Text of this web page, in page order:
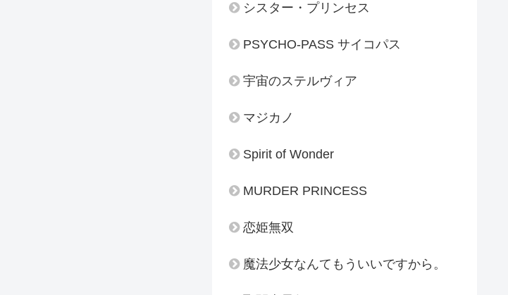
シスター・プリンセス
PSYCHO-PASS サイコパス
宇宙のステルヴィア
マジカノ
Spirit of Wonder
MURDER PRINCESS
恋姫無双
魔法少女なんてもういいですから。